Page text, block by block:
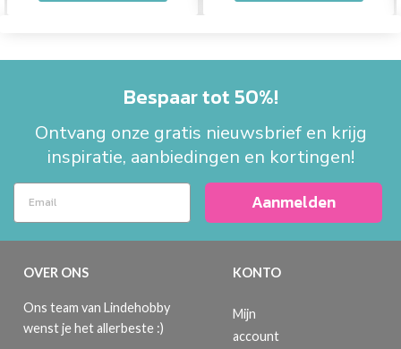
Bespaar tot 50%!
Ontvang onze gratis nieuwsbrief en krijg
inspiratie, aanbiedingen en kortingen!
Aanmelden
OVER ONS
Ons team van Lindehobby
wenst je het allerbeste :)
KONTO
Mijn
account